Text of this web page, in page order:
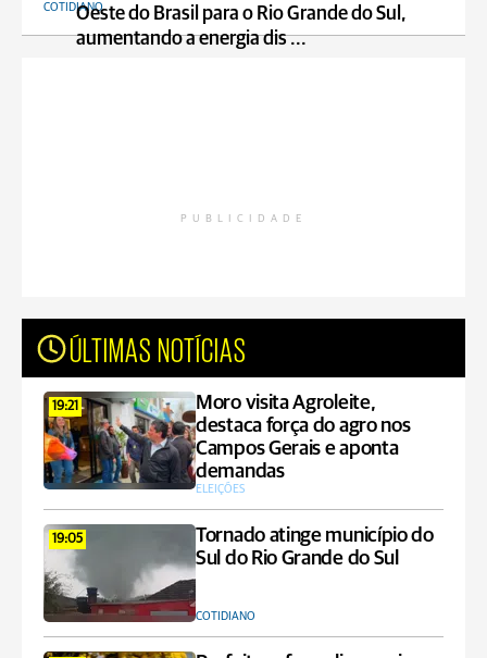
Oeste do Brasil para o Rio Grande do Sul,
aumentando a energia dis ...
COTIDIANO
PUBLICIDADE
ÚLTIMAS NOTÍCIAS
19:21
Moro visita Agroleite,
destaca força do agro nos
Campos Gerais e aponta
demandas
ELEIÇÕES
19:05
Tornado atinge município do
Sul do Rio Grande do Sul
COTIDIANO